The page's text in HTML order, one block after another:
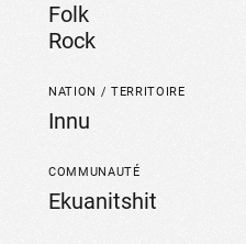
Folk
Rock
NATION / TERRITOIRE
Innu
COMMUNAUTÉ
Ekuanitshit